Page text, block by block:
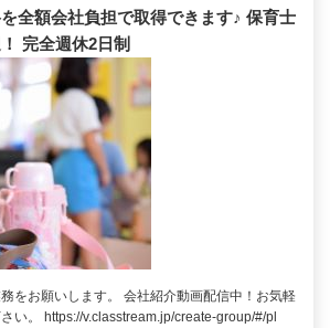
全額会社負担で取得できます♪ 保育士
完全週休2日制
をお願いします。 会社紹介動画配信中！お気軽
い。 https://v.classtream.jp/create-group/#/pl